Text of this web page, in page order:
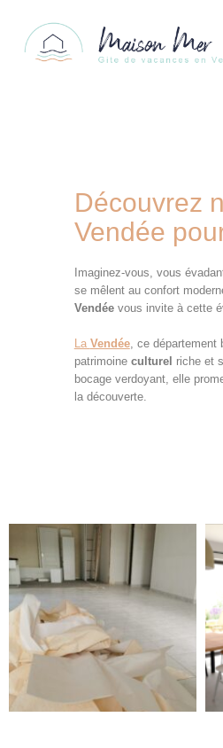
Découvrez
Vendée
Imaginez-vous, vous
se mêlent au confort
Vendéevous invite à cette
La Vendée, ce département
patrimoine culturel riche et
bocage verdoyant, elle
la découverte.